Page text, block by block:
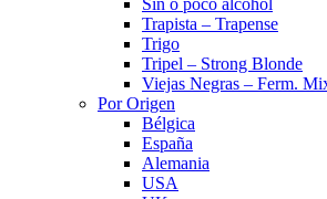
Sin o poco alcohol
Trapista – Trapense
Trigo
Tripel – Strong Blonde
Viejas Negras – Ferm.
Por Origen
Bélgica
España
Alemania
USA